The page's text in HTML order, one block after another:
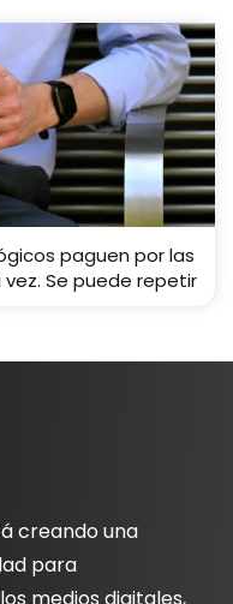
paguen por las
Se puede repetir
creando una
para
medios digitales,